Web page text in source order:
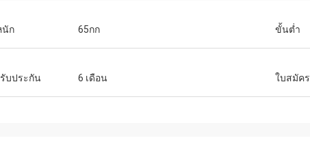
นัก 65กก ขั้นต่ำ
บประกัน 6 เดือน ใบสมัคร